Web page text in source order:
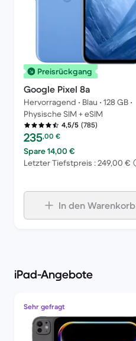
Preisrückgang
Google Pixel 8a
Hervorragend • Blau • 128 GB •
Physische SIM + eSIM
4,5/5 (785)
Preis des erneuerten Produkts:
235,00 €
Spare 14,00 €
Letzter Tiefstpreis : 249,00 €
In den Warenkorb
iPad-Angebote
Sehr gefragt